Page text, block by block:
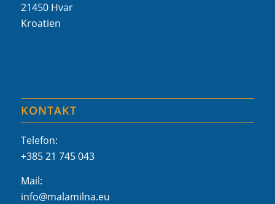
21450 Hvar
Kroatien
KONTAKT
Telefon:
+385 21 745 043
Mail:
info@malamilna.eu